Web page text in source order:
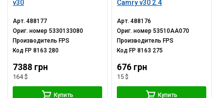
v30
Арт.488177
Ориг. номер5330133080
Производитель FPS
Код FP 8163 280
7388 грн
164 $
Купить
Camry v30 2.4
Арт.488176
Ориг. номер53510AA070
Производитель FPS
Код FP 8163 275
676 грн
15 $
Купить